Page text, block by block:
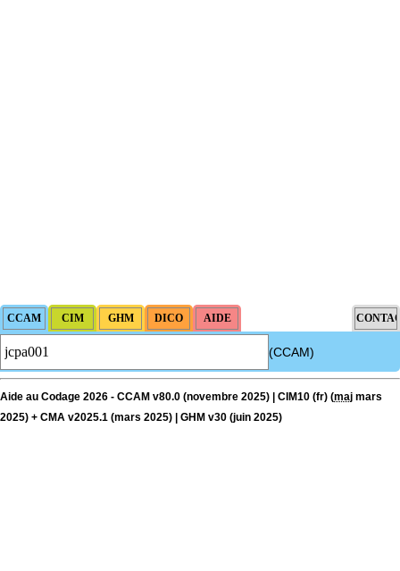
(CCAM)
Aide au Codage 2026 - CCAM v80.0 (novembre 2025) | CIM10 (fr) (maj mars
2025) + CMA v2025.1 (mars 2025) | GHM v30 (juin 2025)